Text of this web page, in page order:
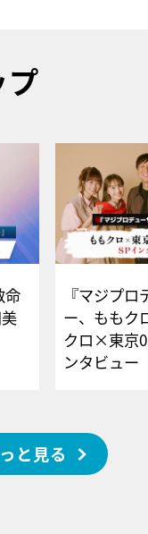
プ
命
『マジプロ
ー、ももク
クロ×東京
ンタビュー
と見る